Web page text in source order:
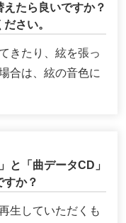
たら良いですか？
さい。
きたり、絃を張っ
合は、絃の音色に
と「曲データCD」
か？
生していただくも